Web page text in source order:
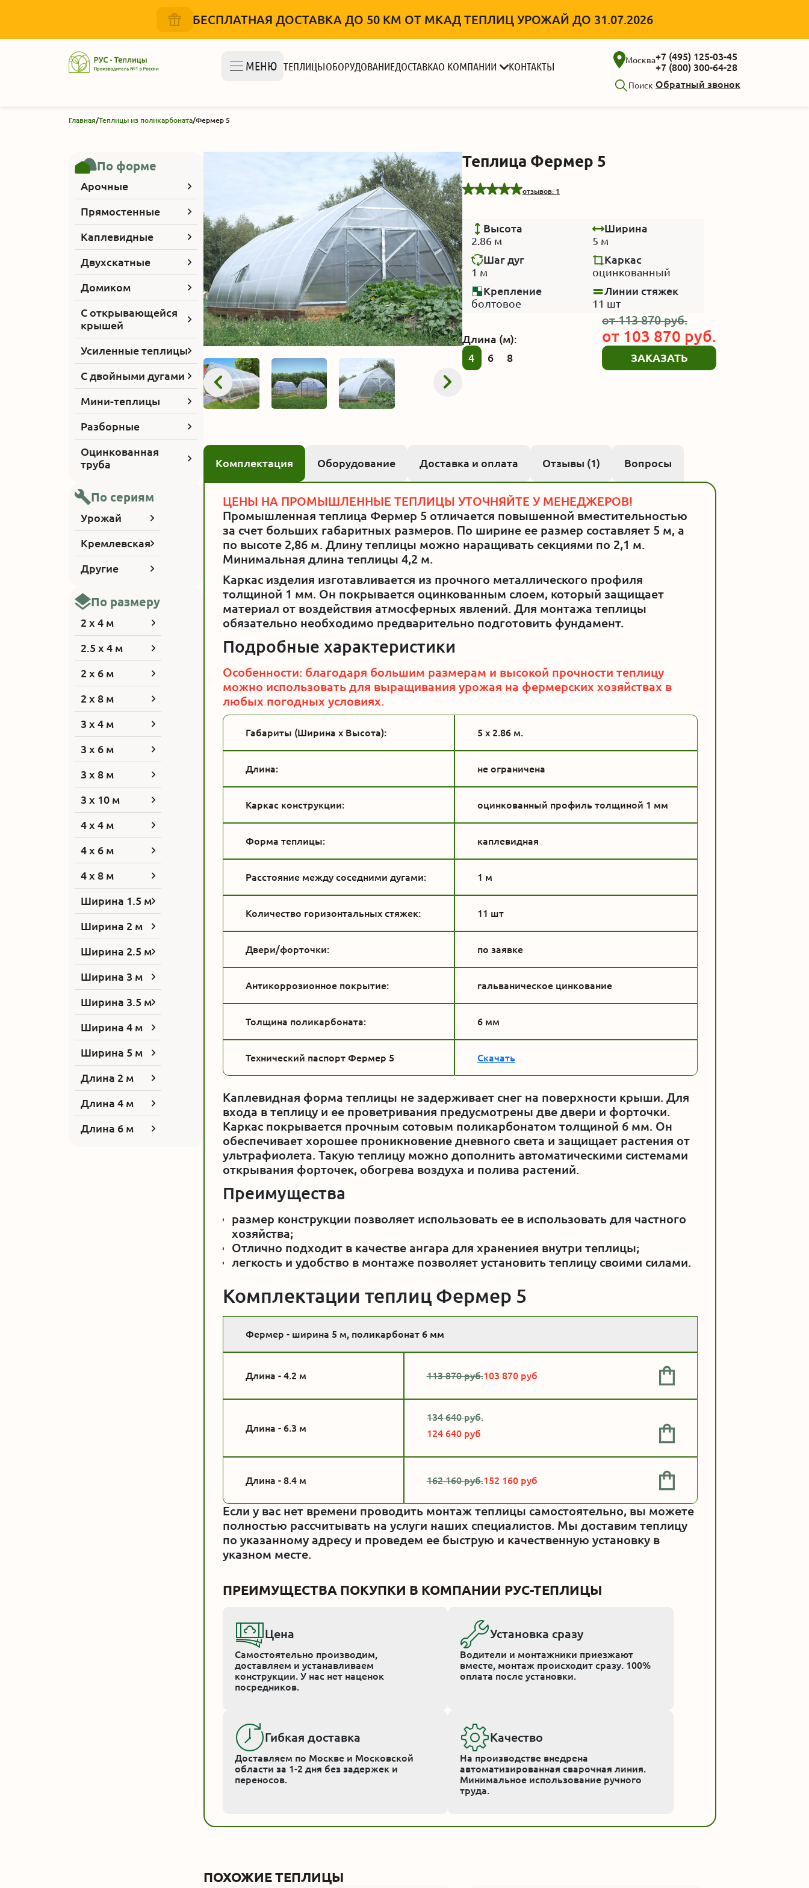
БЕСПЛАТНАЯ ДОСТАВКА ДО 50 КМ ОТ МКАД ТЕПЛИЦ УРОЖАЙ ДО 31.07.2026
МЕНЮ ТЕПЛИЦЫОБОРУДОВАНИЕДОСТАВКАО КОМПАНИИ КОНТАКТЫ Москва
Поиск
+7 (495) 125-03-45
+7 (800) 300-64-28
Обратный звонок
Главная/Теплицы из поликарбоната/Фермер 5
По форме
Арочные
Прямостенные
Каплевидные
Двухскатные
Домиком
С открывающейся
крышей
Усиленные теплицы
С двойными дугами
Мини-теплицы
Разборные
Оцинкованная
труба
По сериям
Урожай
Кремлевская
Другие
По размеру
2 x 4 м
2.5 x 4 м
2 x 6 м
2 x 8 м
3 x 4 м
3 x 6 м
3 x 8 м
3 x 10 м
4 x 4 м
4 x 6 м
4 x 8 м
Ширина 1.5 м
Ширина 2 м
Ширина 2.5 м
Ширина 3 м
Ширина 3.5 м
Ширина 4 м
Ширина 5 м
Длина 2 м
Длина 4 м
Длина 6 м
Теплица Фермер 5
отзывов: 1
Высота
2.86 м
Ширина
5 м
Шаг дуг
1 м
Каркас
оцинкованный
Крепление
болтовое
Линии стяжек
11 шт
Длина (м):
4
6 8
от113 870руб.
от 103 870 руб.
ЗАКАЗАТЬ
Комплектация Оборудование Доставка и оплата Отзывы (1) Вопросы
ЦЕНЫ НА ПРОМЫШЛЕННЫЕ ТЕПЛИЦЫ УТОЧНЯЙТЕ У МЕНЕДЖЕРОВ!
Промышленная теплица Фермер 5 отличается повышенной вместительностью
за счет больших габаритных размеров. По ширине ее размер составляет 5 м, а
по высоте 2,86 м. Длину теплицы можно наращивать секциями по 2,1 м.
Минимальная длина теплицы 4,2 м.
Каркас изделия изготавливается из прочного металлического профиля
толщиной 1 мм. Он покрывается оцинкованным слоем, который защищает
материал от воздействия атмосферных явлений. Для монтажа теплицы
обязательно необходимо предварительно подготовить фундамент.
Подробные характеристики
Особенности: благодаря большим размерам и высокой прочности теплицу
можно использовать для выращивания урожая на фермерских хозяйствах в
любых погодных условиях.
Габариты (Ширина x Высота): 5 x 2.86 м.
Длина: не ограничена
Каркас конструкции: оцинкованный профиль толщиной 1 мм
Форма теплицы: каплевидная
Расстояние между соседними дугами: 1 м
Количество горизонтальных стяжек: 11 шт
Двери/форточки: по заявке
Антикоррозионное покрытие: гальваническое цинкование
Толщина поликарбоната: 6 мм
Технический паспорт Фермер 5 Скачать
Каплевидная форма теплицы не задерживает снег на поверхности крыши. Для
входа в теплицу и ее проветривания предусмотрены две двери и форточки.
Каркас покрывается прочным сотовым поликарбонатом толщиной 6 мм. Он
обеспечивает хорошее проникновение дневного света и защищает растения от
ультрафиолета. Такую теплицу можно дополнить автоматическими системами
открывания форточек, обогрева воздуха и полива растений.
Преимущества
размер конструкции позволяет использовать ее в использовать для частного
хозяйства;
Отлично подходит в качестве ангара для хранениея внутри теплицы;
легкость и удобство в монтаже позволяет установить теплицу своими силами.
Комплектации теплиц Фермер 5
Фермер - ширина 5 м, поликарбонат 6 мм
Длина - 4.2 м 113 870 руб.103 870 руб
Длина - 6.3 м
134 640 руб.
124 640 руб
Длина - 8.4 м 162 160 руб.152 160 руб
Если у вас нет времени проводить монтаж теплицы самостоятельно, вы можете
полностью рассчитывать на услуги наших специалистов. Мы доставим теплицу
по указанному адресу и проведем ее быструю и качественную установку в
указном месте.
ПРЕИМУЩЕСТВА ПОКУПКИ В КОМПАНИИ РУС-ТЕПЛИЦЫ
Цена
Самостоятельно производим,
доставляем и устанавливаем
конструкции. У нас нет наценок
посредников.
Установка сразу
Водители и монтажники приезжают
вместе, монтаж происходит сразу. 100%
оплата после установки.
Гибкая доставка
Доставляем по Москве и Московской
области за 1-2 дня без задержек и
переносов.
Качество
На производстве внедрена
автоматизированная сварочная линия.
Минимальное использование ручного
труда.
ПОХОЖИЕ ТЕПЛИЦЫ